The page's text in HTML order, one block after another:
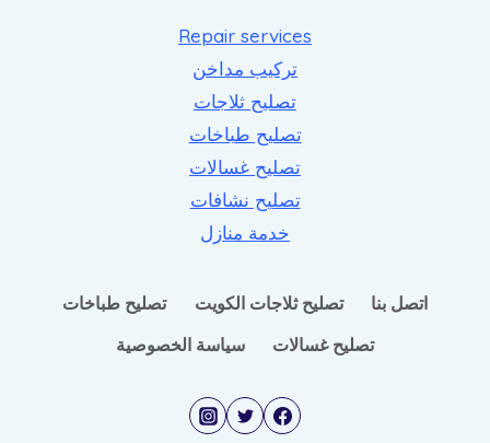
Repair services
تركيب مداخن
تصليح ثلاجات
تصليح طباخات
تصليح غسالات
تصليح نشافات
خدمة منازل
اتصل بنا تصليح ثلاجات الكويت
تصليح طباخات
تصليح غسالات
سياسة الخصوصية